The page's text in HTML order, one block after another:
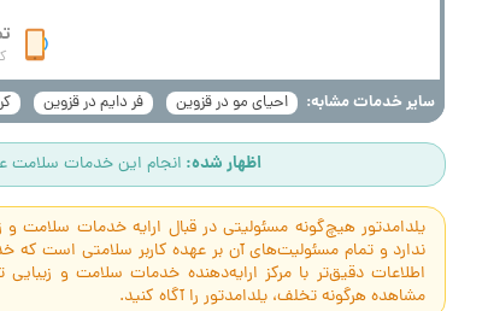
سایر خدمات مشابه: احیای مو در قزوین فر دایم در قزوین
اظهار شده: انجام این خدمات سلامت
یلدامدتور هیچ‌گونه مسئولیتی در قبال ارایه خدمات
ندارد و تمام مسئولیت‌های آن بر عهده کاربر سلامتی است
اطلاعات دقیق‌تر با مرکز ارایه‌دهنده خدمات سلامت و
مشاهده هرگونه تخلف، یلدامدتور را آگاه کنید.